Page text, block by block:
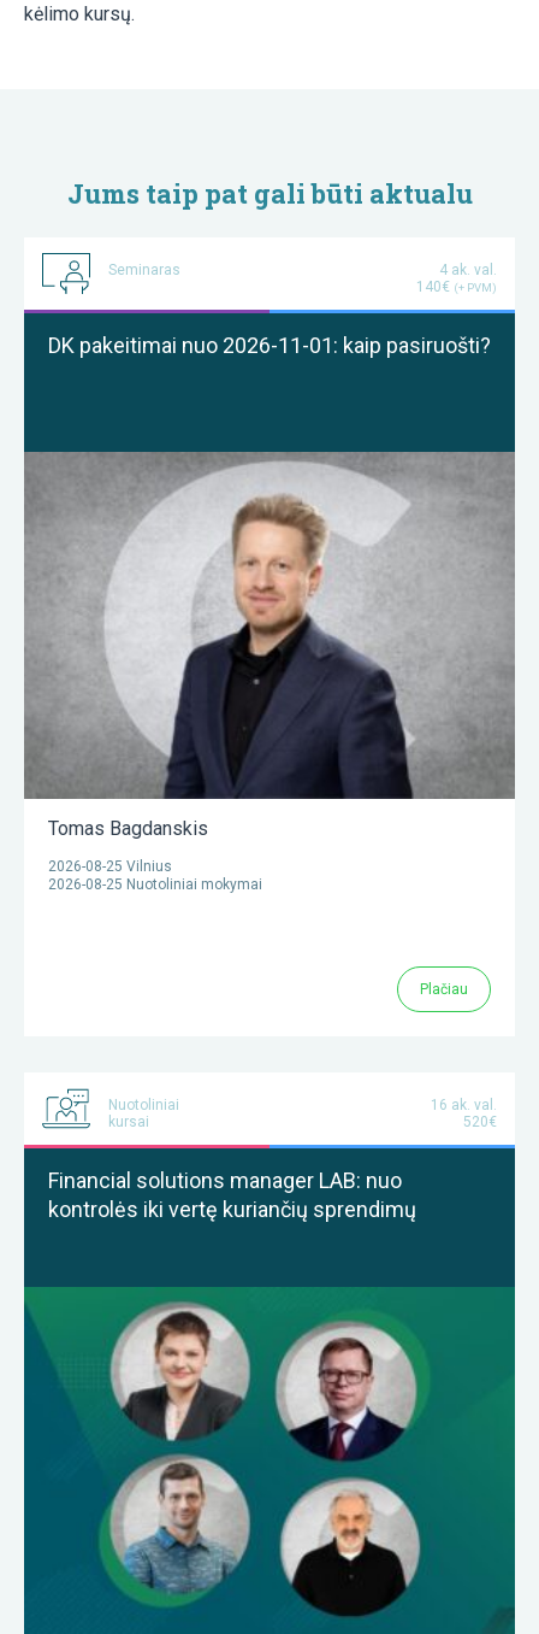
kėlimo kursų.
Jums taip pat gali būti aktualu
Seminaras
4 ak. val.
140€ (+ PVM)
DK pakeitimai nuo 2026-11-01: kaip pasiruošti?
Tomas Bagdanskis
2026-08-25 Vilnius
2026-08-25 Nuotoliniai mokymai
Plačiau
Nuotoliniai
kursai
16 ak. val.
520€
Financial solutions manager LAB: nuo
kontrolės iki vertę kuriančių sprendimų